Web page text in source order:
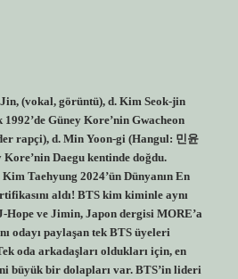
(vokal, görüntü), d. Kim Seok-jin
Güney Kore’nin Gwacheon
rapçi), d. Min Yoon-gi (Hangul: 민윤
Kore’nin Daegu kentinde doğdu.
Kim Taehyung 2024’ün Dünyanın En
aldı! BTS kim kiminle aynı
Hope ve Jimin, Japon dergisi MORE’a
odayı paylaşan tek BTS üyeleri
oda arkadaşları oldukları için, en
büyük bir dolapları var. BTS’in lideri